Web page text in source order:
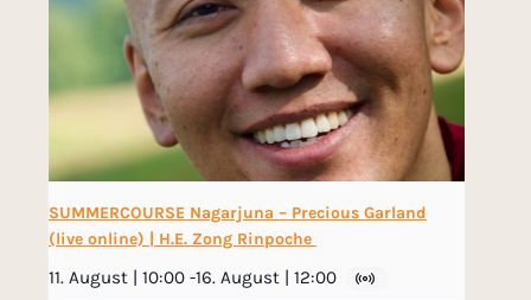
SUMMERCOURSE Nagarjuna – Precious Garland
(live online) | H.E. Zong Rinpoche
11. August | 10:00 -16. August | 12:00